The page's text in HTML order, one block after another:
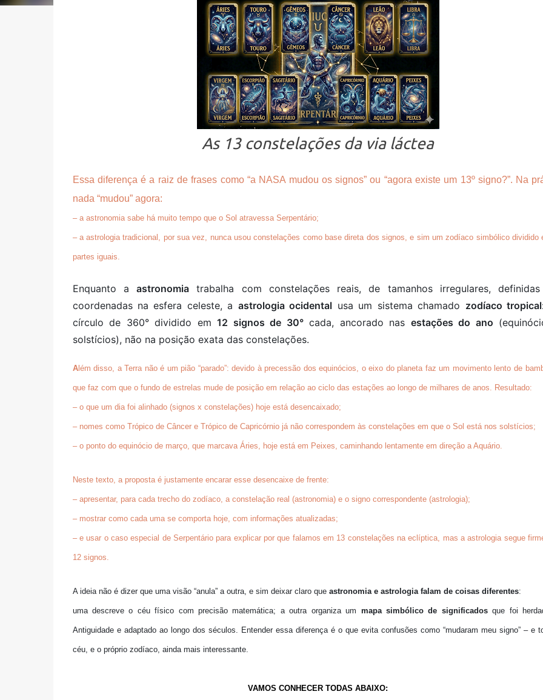
As 13 constelações da via láctea
Essa diferença é a raiz de frases como “a NASA mudou os signos” ou “agora existe um 13º signo?”. Na
nada “mudou” agora:
– a astronomia sabe há muito tempo que o Sol atravessa Serpentário;
– a astrologia tradicional, por sua vez, nunca usou constelações como base direta dos signos, e sim umzodíaco simbólicodividido
partes iguais.
Enquanto aastronomia trabalha com constelações reais, de tamanhos irregulares,
coordenadas na esfera celeste, a astrologia ocidental usa um sistema chamado zodíaco tropical
círculo de 360° dividido em 12 signos de 30°cada, ancorado nas estações do ano
solstícios), não na posição exata das constelações.
Além disso, a Terra não é um pião “parado”: devido à precessão dos equinócios, o eixo do planeta faz um movimento lento de
que faz com que o fundo de estrelas mude de posição em relação ao ciclo das estações ao longo de milhares de anos. Resultado:
– o que um dia foi alinhado (signos x constelações) hoje está desencaixado;
– nomes como Trópico de Câncere Trópico de Capricórniojá não correspondem às constelações em que o Sol está nos solstícios;
– o ponto do equinócio de março, que marcava Áries, hoje está em Peixes, caminhando lentamente em direção aAquário.
Neste texto, a proposta é justamente encarar esse desencaixe de frente:
– apresentar, para cada trecho do zodíaco, a constelação real (astronomia) e o signo correspondente(astrologia);
– mostrar como cada uma se comporta hoje, com informações atualizadas;
– e usar o caso especial de Serpentáriopara explicar por que falamos em 13 constelações na eclíptica, mas a astrologia segue
12 signos.
A ideia não é dizer que uma visão “anula” a outra, e sim deixar claro que astronomia e astrologia falam de coisas diferentes:
uma descreve o céu físico com precisão matemática; a outra organiza um mapa simbólico de significadosque foi
Antiguidade e adaptado ao longo dos séculos. Entender essa diferença é o que evita confusões como “mudaram meu signo” – e
céu, e o próprio zodíaco, ainda mais interessante.
VAMOS CONHECER TODAS ABAIXO: